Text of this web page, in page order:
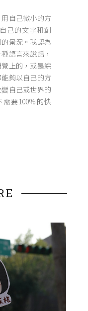
自己微小的方
己的文字和創
景況。我認為
語言來說話，
上的，或是綜
夠以自己的方
自己或世界的
要100%的快